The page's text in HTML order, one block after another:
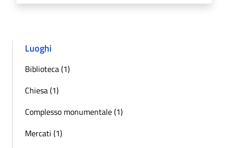
Luoghi
Biblioteca (1)
Chiesa (1)
Complesso monumentale (1)
Mercati (1)